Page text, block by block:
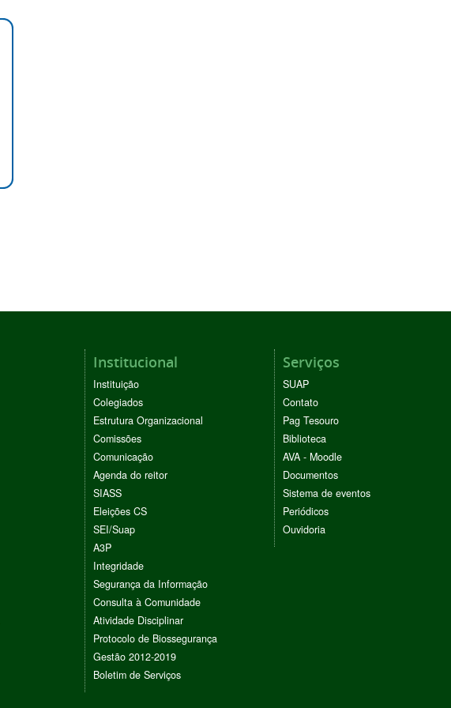
Institucional
Instituição
Colegiados
Estrutura Organizacional
Comissões
Comunicação
Agenda do reitor
SIASS
Eleições CS
SEI/Suap
A3P
Integridade
Segurança da Informação
Consulta à Comunidade
Atividade Disciplinar
Protocolo de Biossegurança
Gestão 2012-2019
Boletim de Serviços
Serviços
SUAP
Contato
Pag Tesouro
Biblioteca
AVA - Moodle
Documentos
Sistema de eventos
Periódicos
Ouvidoria